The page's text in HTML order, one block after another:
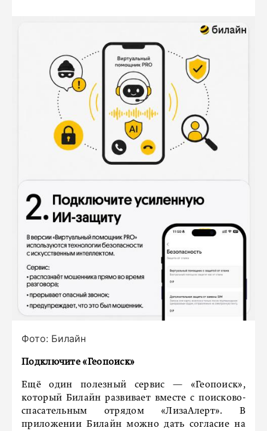
Фото: Билайн
Подключите «Геопоиск»
Ещё один полезный сервис — «Геопоиск»,
который Билайн развивает вместе с поисково-
спасательным отрядом «ЛизаАлерт». В
приложении Билайн можно дать согласие на